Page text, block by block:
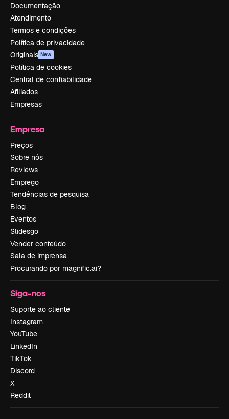
Documentação
Atendimento
Termos e condições
Política de privacidade
Originais New
Política de cookies
Central de confiabilidade
Afiliados
Empresas
Empresa
Preços
Sobre nós
Reviews
Emprego
Tendências de pesquisa
Blog
Eventos
Slidesgo
Vender conteúdo
Sala de imprensa
Procurando por magnific.ai?
Siga-nos
Suporte ao cliente
Instagram
YouTube
LinkedIn
TikTok
Discord
X
Reddit